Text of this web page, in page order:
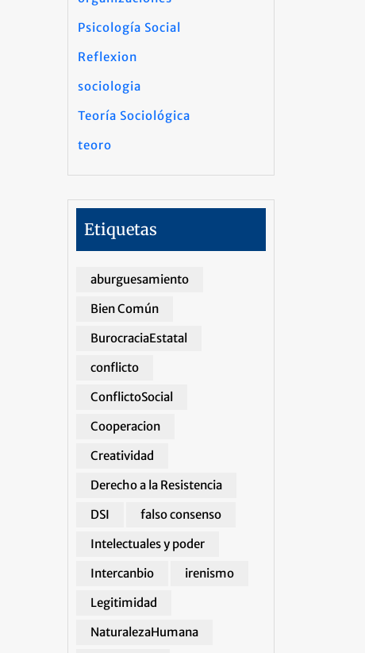
Psicología Social
Reflexion
sociologia
Teoría Sociológica
teoro
Etiquetas
aburguesamiento
Bien Común
BurocraciaEstatal
conflicto
ConflictoSocial
Cooperacion
Creatividad
Derecho a la Resistencia
DSI
falso consenso
Intelectuales y poder
Intercanbio
irenismo
Legitimidad
NaturalezaHumana